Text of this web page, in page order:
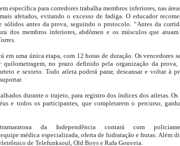
específica para corredores trabalha membros inferiores, nas
afetados, evitando o excesso de fadiga. O educador
antes da prova, seguindo o protocolo. “Antes da
dos membros inferiores, abdômen e os músculos que
em uma única etapa, com 12 horas de duração. Os vencedores
quilometragem, no prazo definido pela organização da prova,
e sexteto. Todo atleta poderá parar, descansar e voltar à
durante o trajeto, para registro dos índices dos atletas. Os
e todos os participantes, que completarem o percurso,
da Independência contará com
médica especializada, oferta de hidratação e frutas. Além
de Telefunksoul, Old Boys e Rafa Gouveia.